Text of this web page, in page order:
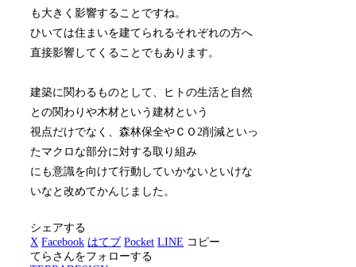
も大きく影響することですね。
ひいては住まいを建てられるそれぞれの方へ
直接影響してくることでもあります。
建築に関わるものとして、ヒトの生活と自然
との関わりや木材という建材という
視点だけでなく、森林保全やＣＯ2削減といっ
たマクロな部分に対する取り組み
にも意識を向けて行動していかないといけな
いなと改めてかんじました。
シェアする
X Facebook はてブ Pocket LINE コピー
てらさんをフォローする